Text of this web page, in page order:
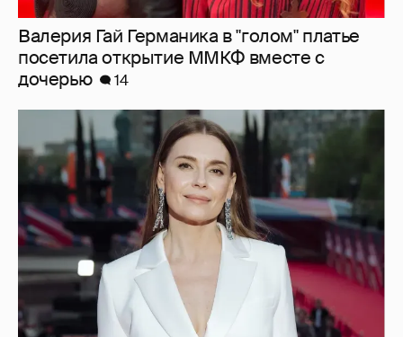
Валерия Гай Германика в "голом" платье
посетила открытие ММКФ вместе с
дочерью
14